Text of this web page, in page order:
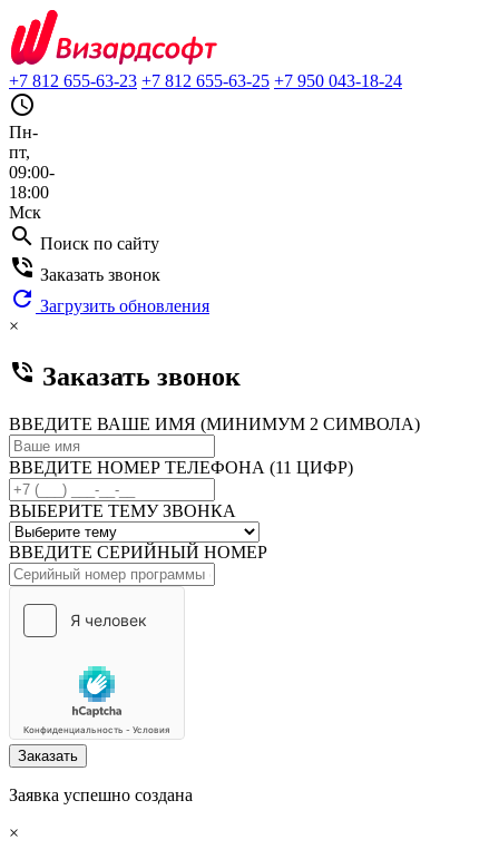
+7 812 655-63-23 +7 812 655-63-25 +7 950 043-18-24
query_builder
Пн-
пт,
09:00-
18:00
Мск
search Поиск по сайту
phone_in_talk Заказать звонок
refresh Загрузить обновления
×
phone_in_talk Заказать звонок
ВВЕДИТЕ ВАШЕ ИМЯ (МИНИМУМ 2 СИМВОЛА)
ВВЕДИТЕ НОМЕР ТЕЛЕФОНА (11 ЦИФР)
ВЫБЕРИТЕ ТЕМУ ЗВОНКА
ВВЕДИТЕ СЕРИЙНЫЙ НОМЕР
Заказать
Заявка успешно создана
×